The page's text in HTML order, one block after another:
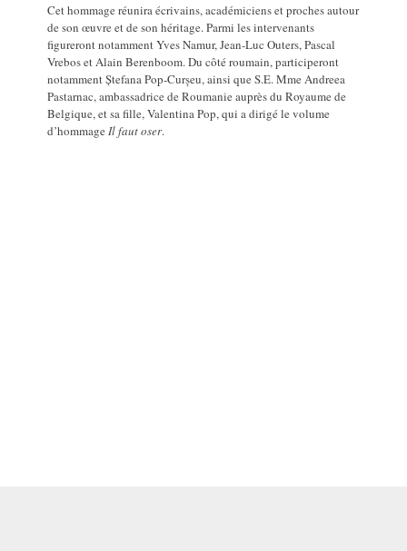
Cet hommage réunira écrivains, académiciens et proches autour
de son œuvre et de son héritage. Parmi les intervenants
figureront notamment Yves Namur, Jean-Luc Outers, Pascal
Vrebos et Alain Berenboom. Du côté roumain, participeront
notamment Ștefana Pop-Curșeu, ainsi que S.E. Mme Andreea
Pastarnac, ambassadrice de Roumanie auprès du Royaume de
Belgique, et sa fille, Valentina Pop, qui a dirigé le volume
d’hommageIl faut oser.